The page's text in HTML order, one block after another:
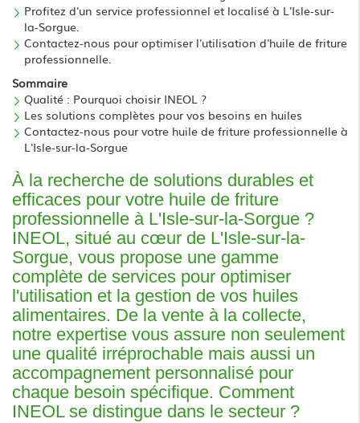
Profitez d'un service professionnel et localisé à L'Isle-sur-
la-Sorgue.
Contactez-nous pour optimiser l'utilisation d'huile de friture
professionnelle.
Sommaire
Qualité : Pourquoi choisir INEOL ?
Les solutions complètes pour vos besoins en huiles
Contactez-nous pour votre huile de friture professionnelle à
L'Isle-sur-la-Sorgue
À la recherche de solutions durables et
efficaces pour votre huile de friture
professionnelle à L'Isle-sur-la-Sorgue ?
INEOL, situé au cœur de L'Isle-sur-la-
Sorgue, vous propose une gamme
complète de services pour optimiser
l'utilisation et la gestion de vos huiles
alimentaires. De la vente à la collecte,
notre expertise vous assure non seulement
une qualité irréprochable mais aussi un
accompagnement personnalisé pour
chaque besoin spécifique. Comment
INEOL se distingue dans le secteur ?